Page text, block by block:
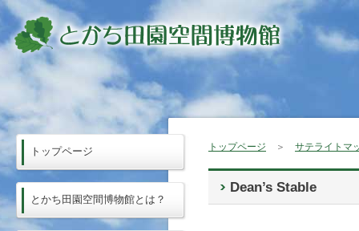
トップページ ＞ サテライトマ
Dean’s Stable
トップページ
とかち田園空間博物館とは？